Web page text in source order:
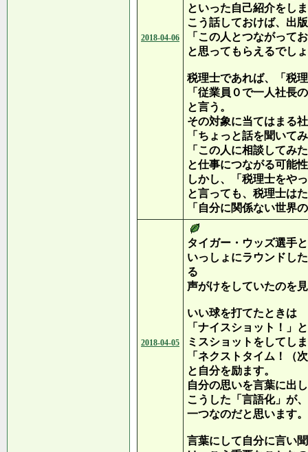
2018-04-06
といった自己紹介をし
こう話しておけば、出
「この人とつながって
と思ってもらえるでし
税理士であれば、「税
「従業員０で一人社長
と言う。
その対象に当てはまる
「ちょっと話を聞いて
「この人に相談してみ
と仕事につながる可能
しかし、「税理士をや
と言っても、税理士は
「自分に関係ない世界
2018-04-05
タイガー・ウッズ選手
いっしょにラウンドし
る
声がけをしていたのを
いい球を打てたときは
「ナイスショット！」
ミスショットをしてし
「ネクストタイム！（
と自分を励ます。
自分の思いを言葉に出
こうした「言語化」が
一つなのだと思います
言葉にして自分に言い